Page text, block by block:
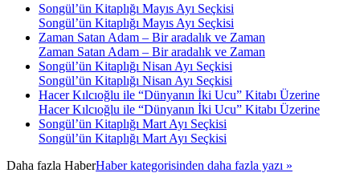
Songül’ün Kitaplığı Mayıs Ayı Seçkisi
Songül’ün Kitaplığı Mayıs Ayı Seçkisi
Zaman Satan Adam – Bir aradalık ve Zaman
Zaman Satan Adam – Bir aradalık ve Zaman
Songül’ün Kitaplığı Nisan Ayı Seçkisi
Songül’ün Kitaplığı Nisan Ayı Seçkisi
Hacer Kılcıoğlu ile “Dünyanın İki Ucu” Kitabı Üzerine
Hacer Kılcıoğlu ile “Dünyanın İki Ucu” Kitabı Üzerine
Songül’ün Kitaplığı Mart Ayı Seçkisi
Songül’ün Kitaplığı Mart Ayı Seçkisi
Daha fazla HaberHaber kategorisinden daha fazla yazı »